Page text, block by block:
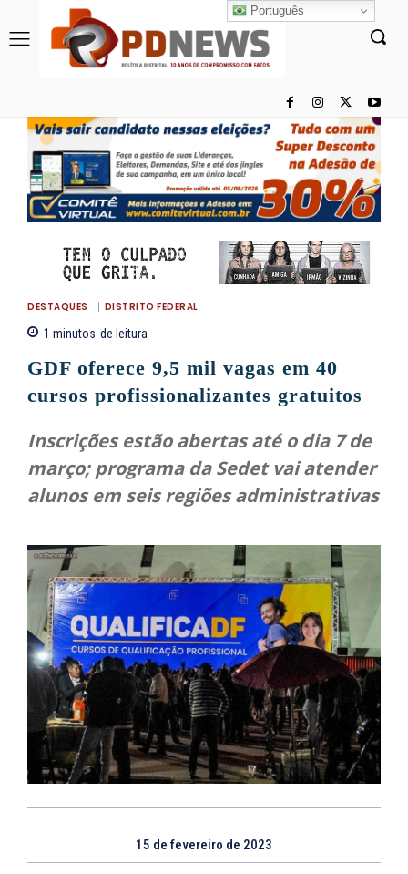
DESTAQUES DISTRITO FEDERAL
1 minutos de leitura
GDF oferece 9,5 mil vagas em 40
cursos profissionalizantes gratuitos
Inscrições estão abertas até o dia 7 de
março; programa da Sedet vai atender
alunos em seis regiões administrativas
15 de fevereiro de 2023
Português